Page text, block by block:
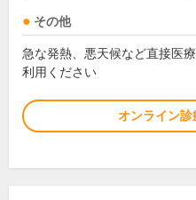
その他
急な発熱、悪天候など直接医
利用ください
オンライン診